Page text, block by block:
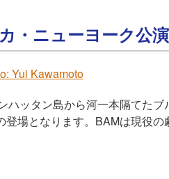
・ニューヨーク公演
ッタン島から河一本隔てた
場となります。BAMは現役